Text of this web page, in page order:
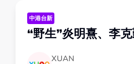
中港台新
“野生”炎明熹、李
XUAN